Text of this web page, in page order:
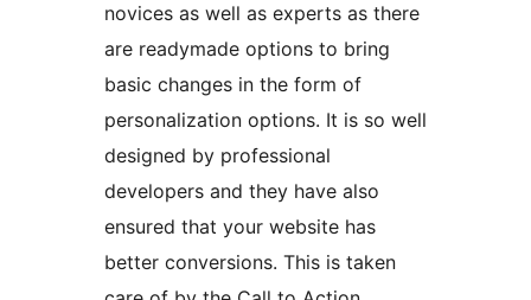
novices as well as experts as there
are readymade options to bring
basic changes in the form of
personalization options. It is so well
designed by professional
developers and they have also
ensured that your website has
better conversions. This is taken